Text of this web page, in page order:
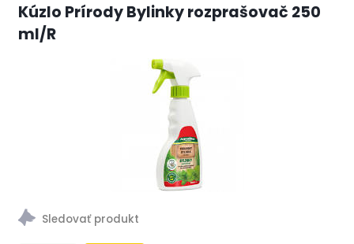
Kúzlo Prírody Bylinky rozprašovač 250
ml/R